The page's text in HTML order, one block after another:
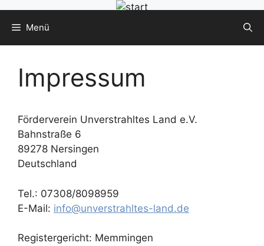
Inhalt
springen
Menü
Impressum
Förderverein Unverstrahltes Land e.V.
Bahnstraße 6
89278 Nersingen
Deutschland
Tel.: 07308/8098959
E-Mail: info@unverstrahltes-land.de
Registergericht: Memmingen